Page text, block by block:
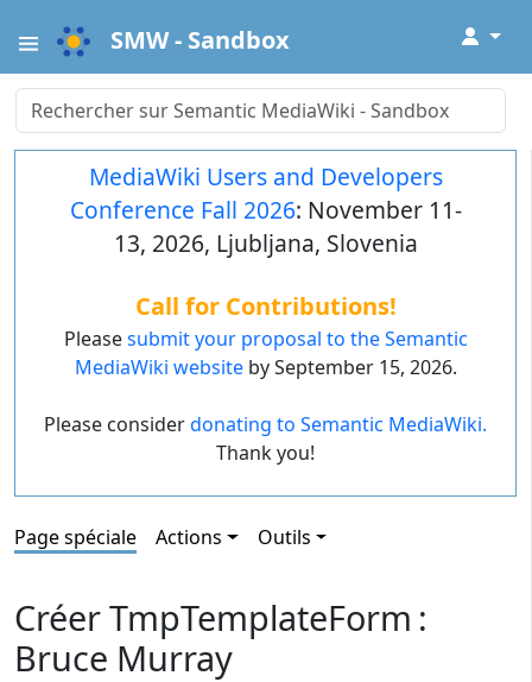
SMW - Sandbox ↓
MediaWiki Users and Developers
Conference Fall 2026: November 11-
13, 2026, Ljubljana, Slovenia
Call for Contributions!
Pleasesubmit your proposal to the Semantic
MediaWiki websiteby September 15, 2026.
Please considerdonating to Semantic MediaWiki.
Thank you!
Page spéciale Actions Outils
Créer TmpTemplateForm :
Bruce Murray